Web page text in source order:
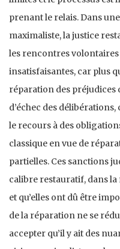
prenant le relais. Dans
maximaliste, la justice
les rencontres volontaires
insatisfaisantes, car plus
réparation des préjudices
d’échec des
le recours à des
classique en vue de
partielles. Ces sanctions
calibre restauratif, dans
et qu’elles ont dû être
de la réparation ne se
accepter qu’il y ait des